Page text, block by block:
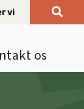
vi
os